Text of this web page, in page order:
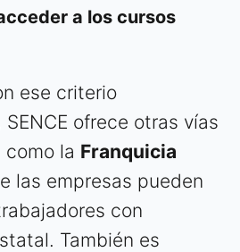
a los cursos
ese criterio
ofrece otras vías
la Franquicia
las empresas pueden
con
También es